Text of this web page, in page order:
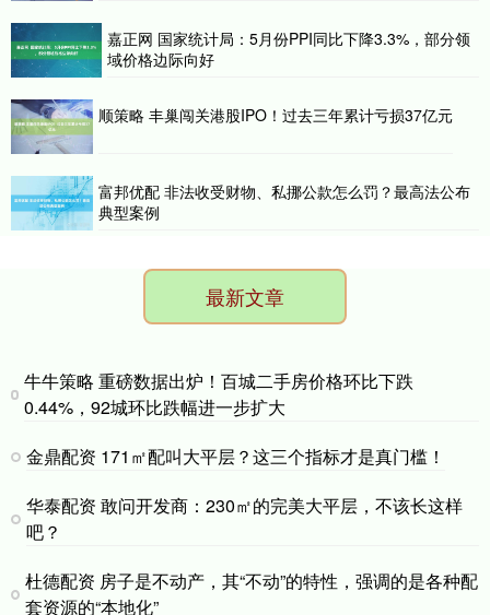
嘉正网 国家统计局：5月份PPI同比下降3.3%，部分领
域价格边际向好
顺策略 丰巢闯关港股IPO！过去三年累计亏损37亿元
富邦优配 非法收受财物、私挪公款怎么罚？最高法公布
典型案例
最新文章
牛牛策略 重磅数据出炉！百城二手房价格环比下跌
0.44%，92城环比跌幅进一步扩大
金鼎配资 171㎡配叫大平层？这三个指标才是真门槛！
华泰配资 敢问开发商：230㎡的完美大平层，不该长这样
吧？
杜德配资 房子是不动产，其“不动”的特性，强调的是各种配
套资源的“本地化”